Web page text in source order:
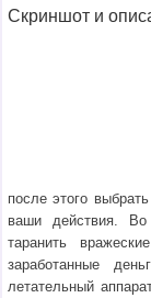
Скриншот и
после этого
ваши действия.
таранить
заработанные
летательный